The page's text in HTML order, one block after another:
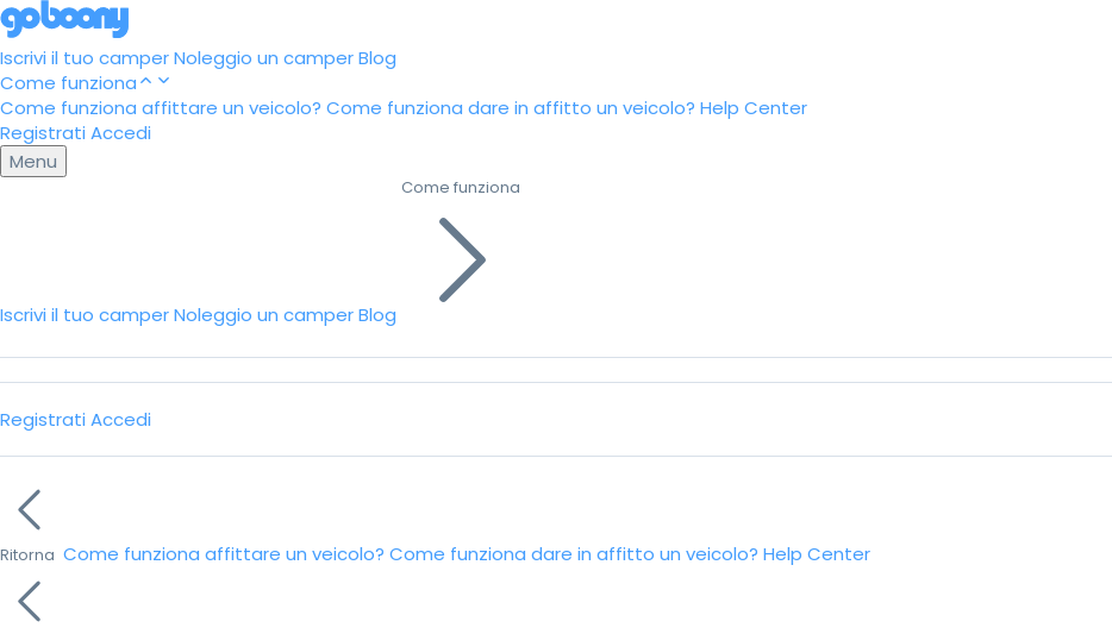
Iscrivi il tuo camperNoleggio un camperBlog
Come funziona
Come funziona affittare un veicolo? Come funziona dare in affitto un veicolo? Help Center
Registrati Accedi
Menu
Iscrivi il tuo camperNoleggio un camperBlog
Come funziona
Registrati Accedi
Ritorna Come funziona affittare un veicolo? Come funziona dare in affitto un veicolo? Help Center